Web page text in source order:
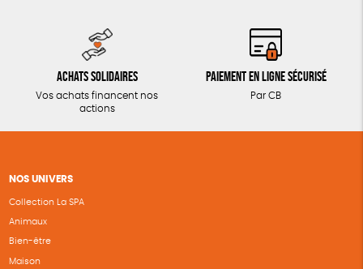
Achats solidaires
Vos achats financent nos
actions
Paiement en ligne sécurisé
Par CB
NOS UNIVERS
Collection La SPA
Animaux
Bien-être
Maison